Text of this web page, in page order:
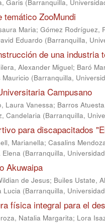
Garis (Barranquilla,
temático ZooMundi
Maria; Gómez Rodríguez,
Eduardo (Barranquilla,
de una industria
Alexander Miguel; Baró
(Barranquilla,
Campusano
Laura Vanessa; Barros
Candelaria (Barranquilla,
para discapacitados
Marianella; Casalins
Elena (Barranquilla,
Akuwaipa
de Jesus; Builes Ustate,
Lucia (Barranquilla,
física integral para el
Natalia Margarita; Lora